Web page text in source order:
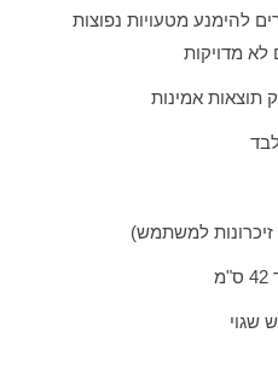
להימנע מטעויות נפוצות
לא מדויקות
תוצאות אמינות
שגוי